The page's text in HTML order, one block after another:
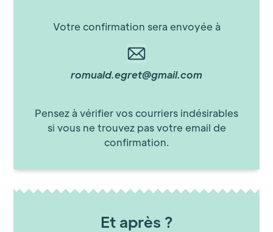
Votre confirmation sera envoyée à
romuald.egret@gmail.com
Pensez à vérifier vos courriers indésirables
si vous ne trouvez pas votre email de
confirmation.
Et après ?